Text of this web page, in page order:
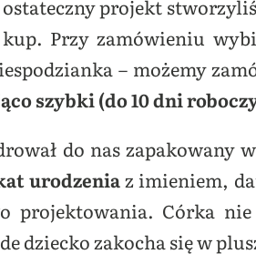
projekt
Przy zamówieniu
– możemy
szybki (do 10 dni
do nas zapakowany
urodzeniaz imieniem,
projektowania. Córka
dziecko zakocha się w